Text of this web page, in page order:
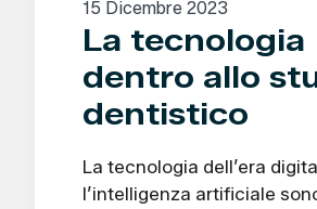
15 Dicembre 2023
La tecnologia
dentro allo
dentistico
La tecnologia dell’era
l’intelligenza artificiale